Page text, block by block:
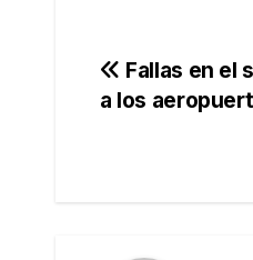
Fallas en el
a los